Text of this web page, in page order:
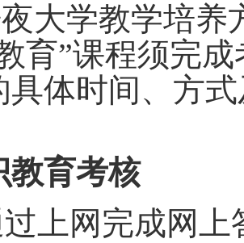
大学教学培养
育”课程须完
具体时间、方
教育考核
上网完成网